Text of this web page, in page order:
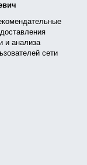
и анализа
сети